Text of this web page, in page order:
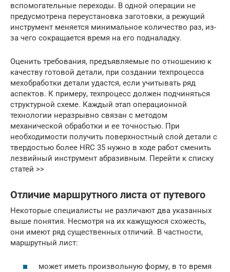
вспомогательные переходы. В одной операции не
предусмотрена переустановка заготовки, а режущий
инструмент меняется минимальное количество раз, из-
за чего сокращается время на его подналадку.
Оценить требования, предъявляемые по отношению к
качеству готовой детали, при создании техпроцесса
мехобработки детали удастся, если учитывать ряд
аспектов. К примеру, техпроцесс должен подчиняться
структурной схеме. Каждый этап операционной
технологии неразрывно связан с методом
механической обработки и ее точностью. При
необходимости получить поверхностный слой детали с
твердостью более HRC 35 нужно в ходе работ сменить
лезвийный инструмент абразивным. Перейти к списку
статей >>
Отличие маршрутного листа от путевого
Некоторые специалисты не различают два указанных
выше понятия. Несмотря на их кажущуюся схожесть,
они имеют ряд существенных отличий. В частности,
маршрутный лист:
может иметь произвольную форму, в то время